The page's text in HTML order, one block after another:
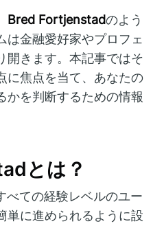
Bred Fortjenstadのよう
は金融愛好家やプロフェ
開きます。本記事ではそ
に焦点を当て、あなたの
かを判断するための情報
とは？
べての経験レベルのユー
単に進められるように設